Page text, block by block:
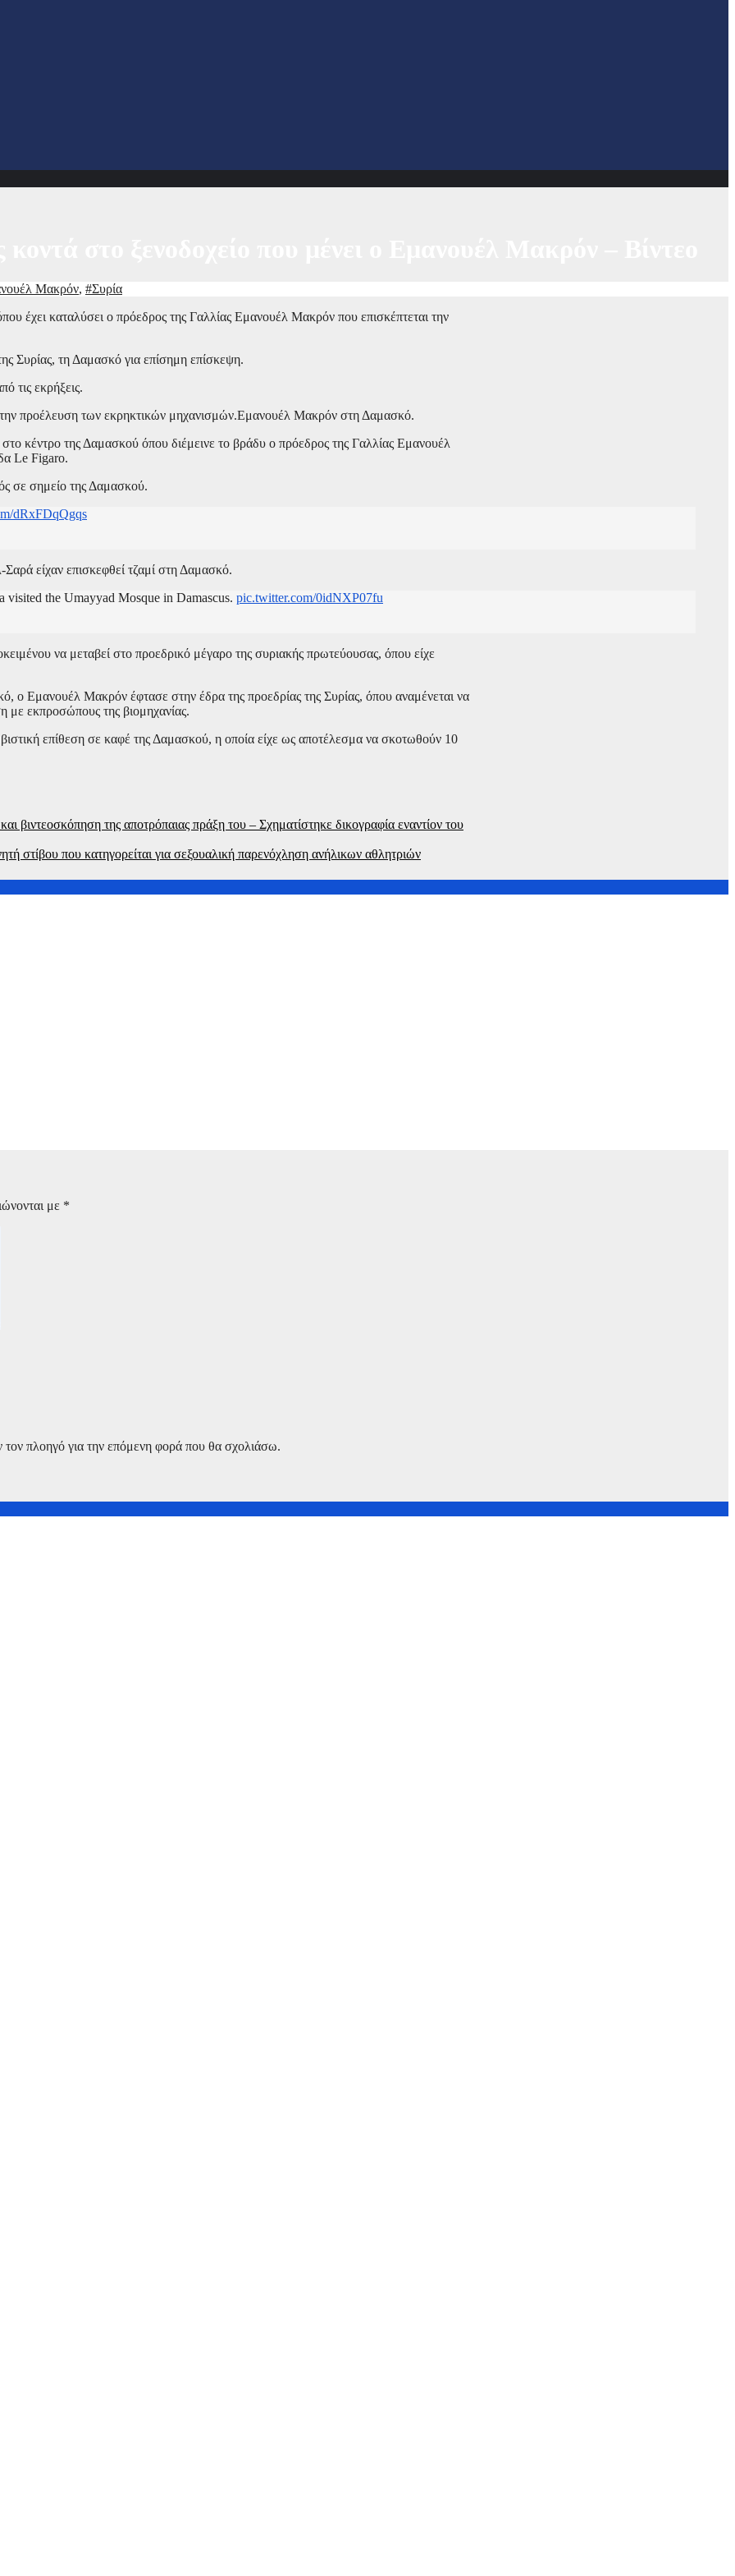
Μακρόν, #Συρία
έχει καταλύσει ο πρόεδρος της Γαλλίας Εμανουέλ Μακρόν που επισκέπτεται την
Συρίας, τη Δαμασκό για επίσημη επίσκεψη.
τις εκρήξεις.
την προέλευση των εκρηκτικών μηχανισμών.Εμανουέλ Μακρόν στη Δαμασκό.
κέντρο της Δαμασκού όπου διέμεινε το βράδυ ο πρόεδρος της Γαλλίας Εμανουέλ
Le Figaro.
σε σημείο της Δαμασκού.
dRxFDqQgqs
είχαν επισκεφθεί τζαμί στη Δαμασκό.
visited the Umayyad Mosque in Damascus. pic.twitter.com/0idNXP07fu
να μεταβεί στο προεδρικό μέγαρο της συριακής πρωτεύουσας, όπου είχε
Εμανουέλ Μακρόν έφτασε στην έδρα της προεδρίας της Συρίας, όπου αναμένεται να
με εκπροσώπους της βιομηχανίας.
επίθεση σε καφέ της Δαμασκού, η οποία είχε ως αποτέλεσμα να σκοτωθούν 10
βιντεοσκόπηση της αποτρόπαιας πράξη του – Σχηματίστηκε δικογραφία εναντίον του
που κατηγορείται για σεξουαλική παρενόχληση ανήλικων αθλητριών
με *
πλοηγό για την επόμενη φορά που θα σχολιάσω.